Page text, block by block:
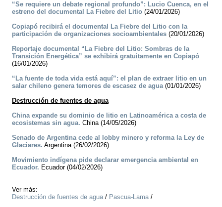
“Se requiere un debate regional profundo”: Lucio Cuenca, en el
estreno del documental La Fiebre del Litio (24/01/2026)
Copiapó recibirá el documental La Fiebre del Litio con la
participación de organizaciones socioambientales (20/01/2026)
Reportaje documental “La Fiebre del Litio: Sombras de la
Transición Energética” se exhibirá gratuitamente en Copiapó
(16/01/2026)
“La fuente de toda vida está aquí”: el plan de extraer litio en un
salar chileno genera temores de escasez de agua(01/01/2026)
Destrucción de fuentes de agua
China expande su dominio de litio en Latinoamérica a costa de
ecosistemas sin agua. China (14/05/2026)
Senado de Argentina cede al lobby minero y reforma la Ley de
Glaciares. Argentina (26/02/2026)
Movimiento indígena pide declarar emergencia ambiental en
Ecuador. Ecuador (04/02/2026)
Ver más:
Destrucción de fuentes de agua/ Pascua-Lama/